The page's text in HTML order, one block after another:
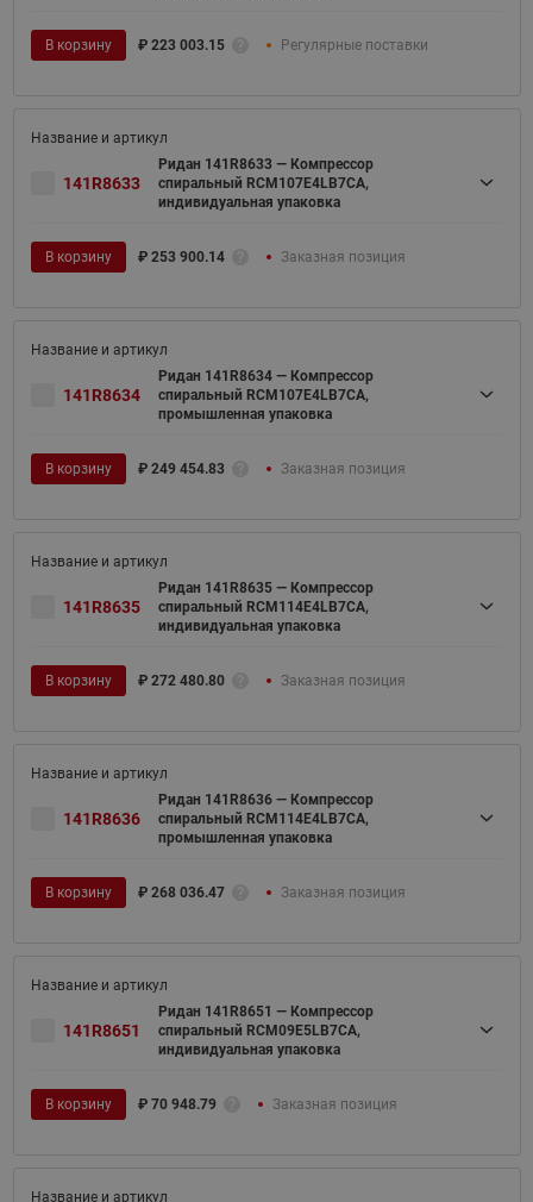
В корзину ₽ 223 003.15 Регулярные поставки
141R8633
Ридан 141R8633 — Компрессор
спиральный RCM107E4LB7CA,
индивидуальная упаковка
В корзину ₽ 253 900.14 Заказная позиция
141R8634
Ридан 141R8634 — Компрессор
спиральный RCM107E4LB7CA,
промышленная упаковка
В корзину ₽ 249 454.83 Заказная позиция
141R8635
Ридан 141R8635 — Компрессор
спиральный RCM114E4LB7CA,
индивидуальная упаковка
В корзину ₽ 272 480.80 Заказная позиция
141R8636
Ридан 141R8636 — Компрессор
спиральный RCM114E4LB7CA,
промышленная упаковка
В корзину ₽ 268 036.47 Заказная позиция
141R8651
Ридан 141R8651 — Компрессор
спиральный RCM09E5LB7CA,
индивидуальная упаковка
В корзину ₽ 70 948.79 Заказная позиция